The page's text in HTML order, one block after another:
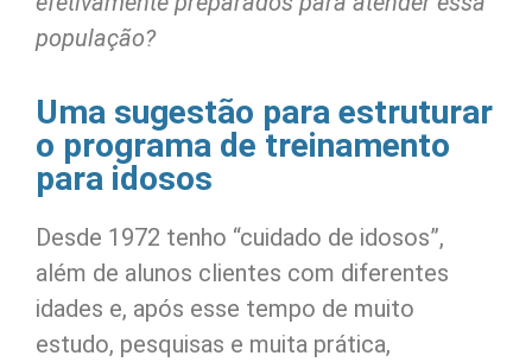
população?
Uma sugestão para estruturar
o programa de treinamento
para idosos
Desde 1972 tenho “cuidado de idosos”,
além de alunos clientes com diferentes
idades e, após esse tempo de muito
estudo, pesquisas e muita prática,